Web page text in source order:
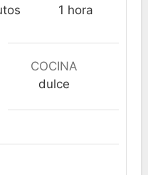
1 hora
hora
COCINA
dulce